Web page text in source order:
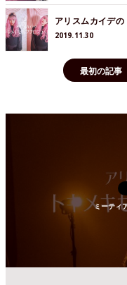
アリスムカイデ
2019.11.30
最初の記事
ミーティ